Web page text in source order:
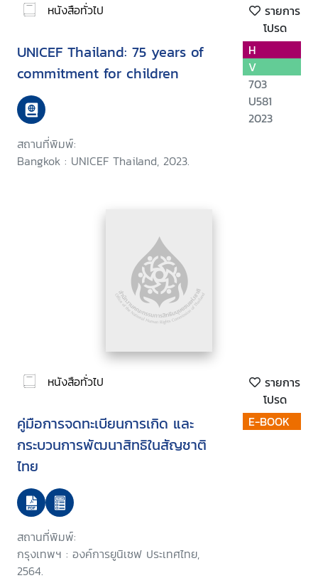
หนังสือทั่วไป
รายการ
โปรด
UNICEF Thailand: 75 years of
commitment for children
สถานที่พิมพ์:
Bangkok : UNICEF Thailand, 2023.
H
V
703
U581
2023
หนังสือทั่วไป
รายการ
โปรด
คู่มือการจดทะเบียนการเกิด และ
กระบวนการพัฒนาสิทธิในสัญชาติ
ไทย
สถานที่พิมพ์:
กรุงเทพฯ : องค์การยูนิเซฟ ประเทศไทย,
2564.
E-BOOK